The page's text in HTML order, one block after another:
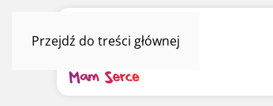
Przejdź do treści głównej